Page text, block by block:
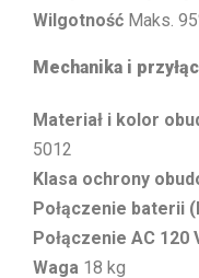
Wilgotność Maks.
Mechanika i
Materiał i kolor
5012
Klasa ochrony
Połączenie baterii
Połączenie AC 120
Waga 18 kg